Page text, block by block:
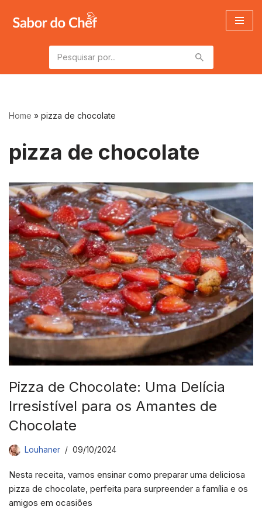
Pular
conteúdo
Home » pizza de chocolate
pizza de chocolate
Pizza de Chocolate: Uma Delícia
Irresistível para os Amantes de
Chocolate
Louhaner 09/10/2024
Nesta receita, vamos ensinar como preparar uma deliciosa
pizza de chocolate, perfeita para surpreender a família e os
amigos em ocasiões